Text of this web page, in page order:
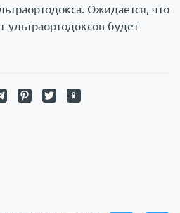
Ожидается, что
ультраортодоксов будет